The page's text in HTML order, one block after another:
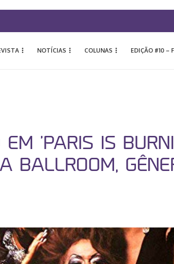
NOTÍCIAS COLUNAS EDIÇÃO #10 –
‘PARIS IS
BALLROOM,